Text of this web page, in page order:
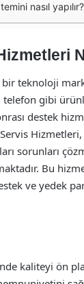
nasıl yapılır?
teknoloji
telefon gibi
destek
Hizmetleri,
sorunları
Bu
ve yedek
kaliteyi ön